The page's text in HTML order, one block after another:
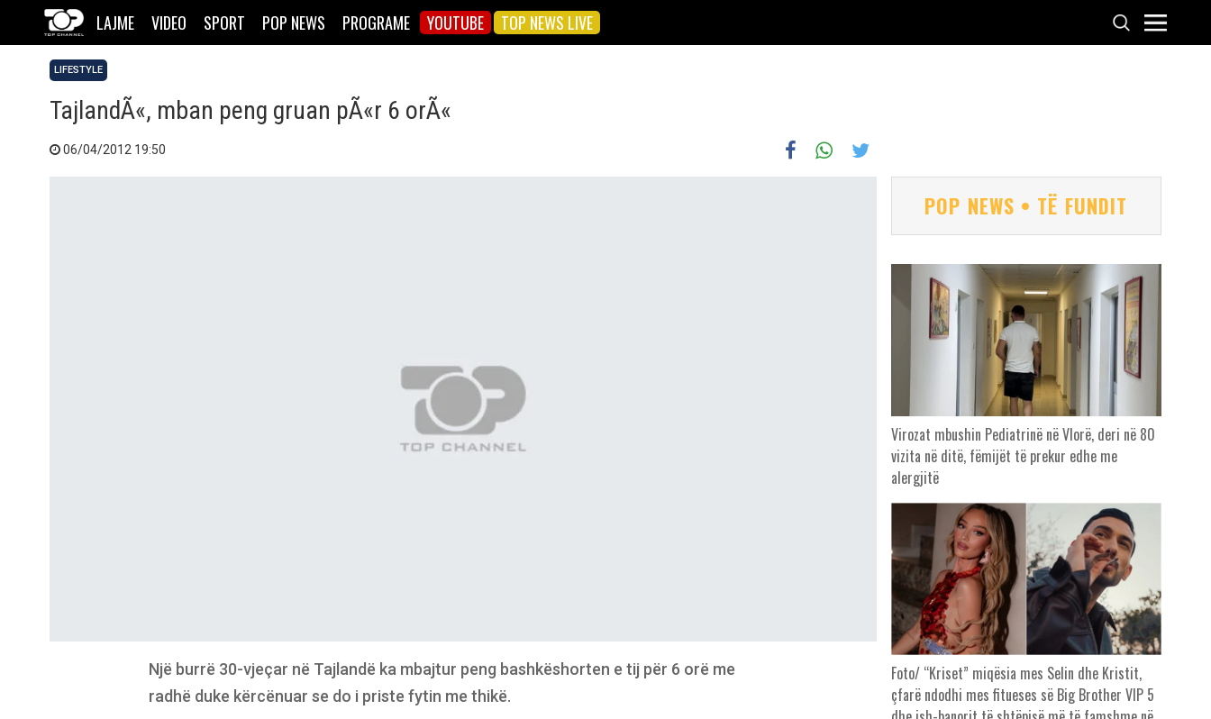
LAJME VIDEO SPORT POP NEWS PROGRAME YOUTUBE TOP NEWS LIVE
LIFESTYLE
TajlandÃ«, mban peng gruan pÃ«r 6 orÃ«
06/04/2012 19:50
Një burrë 30-vjeçar në Tajlandë ka mbajtur peng bashkëshorten e tij për 6 orë me
radhë duke kërcënuar se do i priste fytin me thikë.
POP NEWS • TË FUNDIT
Virozat mbushin Pediatrinë në Vlorë, deri në 80
vizita në ditë, fëmijët të prekur edhe me
alergjitë
Foto/ “Kriset” miqësia mes Selin dhe Kristit,
çfarë ndodhi mes fitueses së Big Brother VIP 5